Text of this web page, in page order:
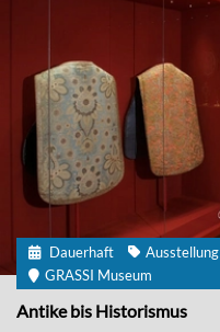
Dauerhaft
Ausstellung
GRASSI Museum
Antike bis Historismus